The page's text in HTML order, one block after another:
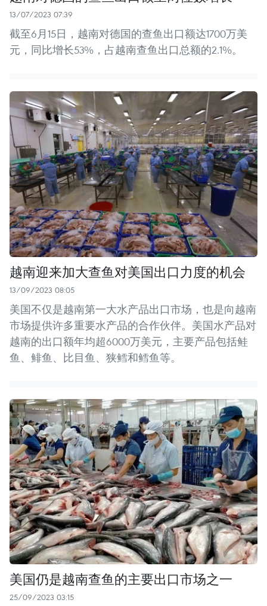
13/07/2023 07:39
截至6月15日，越南对德国的查鱼出口额达1700万美
元，同比增长53%，占越南查鱼出口总额的2.1%。
越南迎来加大查鱼对美国出口力度的机会
13/09/2023 08:05
美国不仅是越南第一大水产品出口市场，也是向越南
市场提供许多重要水产品的合作伙伴。美国水产品对
越南的出口额年均超6000万美元，主要产品包括鲑
鱼、鲱鱼、比目鱼、狭鳕和鳕鱼等。
美国仍是越南查鱼的主要出口市场之一
25/09/2023 03:15